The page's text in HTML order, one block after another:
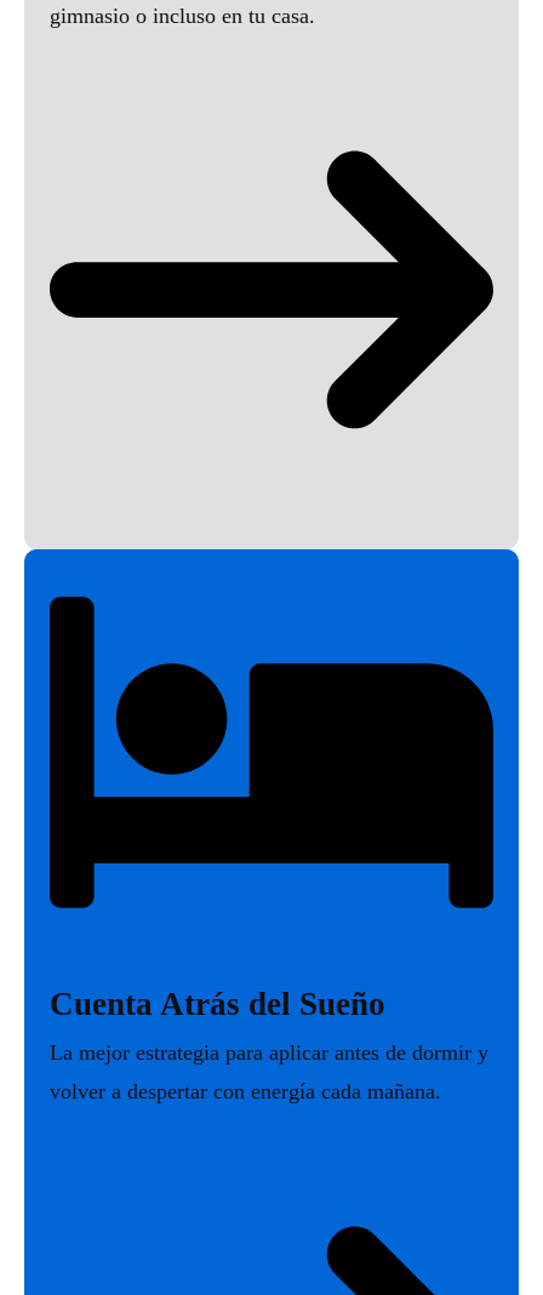
gimnasio o incluso en tu casa.
Cuenta Atrás del Sueño
La mejor estrategia para aplicar antes de dormir y
volver a despertar con energía cada mañana.